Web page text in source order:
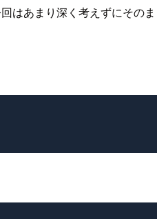
はあまり深く考えずにその